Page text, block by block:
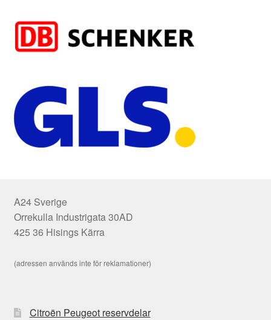
A24 Sverige
Orrekulla Industrigata 30AD
425 36 Hisings Kärra
(adressen används inte för reklamationer)
Citroën Peugeot reservdelar